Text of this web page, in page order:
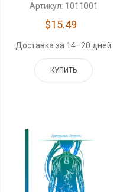
Артикул: 1011001
$15.49
Доставка за 14–20 дней
КУПИТЬ